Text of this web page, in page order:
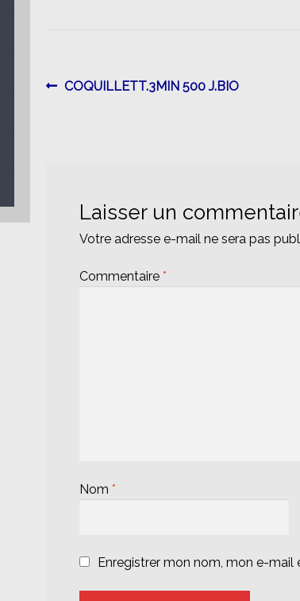
Navigation
Article
COQUILLETT.3MIN 500 J.BIO
Laisser un
Votre adresse e-mail ne sera pas
Commentaire *
Nom *
Enregistrer mon nom, mon e-